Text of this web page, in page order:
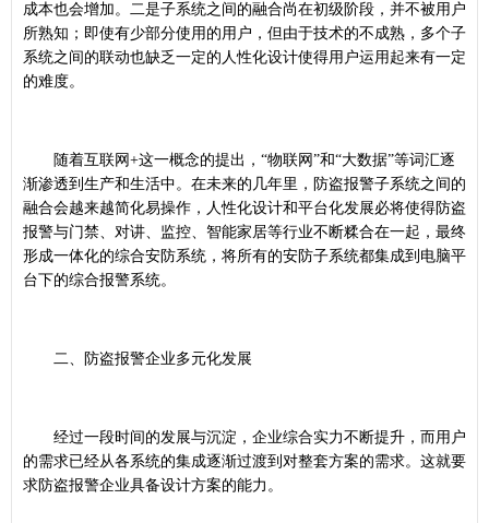
成本也会增加。二是子系统之间的融合尚在初级阶段，并不被用户
所熟知；即使有少部分使用的用户，但由于技术的不成熟，多个子
系统之间的联动也缺乏一定的人性化设计使得用户运用起来有一定
的难度。
随着互联网+这一概念的提出，“物联网”和“大数据”等词汇逐
渐渗透到生产和生活中。在未来的几年里，防盗报警子系统之间的
融合会越来越简化易操作，人性化设计和平台化发展必将使得防盗
报警与门禁、对讲、监控、智能家居等行业不断糅合在一起，最终
形成一体化的综合安防系统，将所有的安防子系统都集成到电脑平
台下的综合报警系统。
二、防盗报警企业多元化发展
经过一段时间的发展与沉淀，企业综合实力不断提升，而用户
的需求已经从各系统的集成逐渐过渡到对整套方案的需求。这就要
求防盗报警企业具备设计方案的能力。